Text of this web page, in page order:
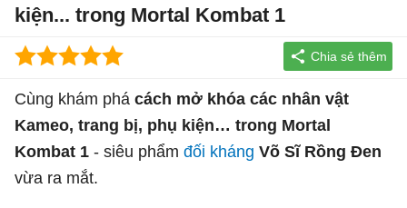
kiện... trong Mortal Kombat 1
Cùng khám phá cách mở khóa các nhân vật
Kameo, trang bị, phụ kiện… trong Mortal
Kombat 1 - siêu phẩm đối kháng Võ Sĩ Rồng Đen
vừa ra mắt.